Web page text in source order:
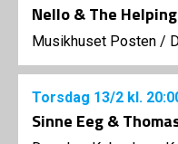
Nello & The
Musikhuset Posten /
Torsdag 13/2 kl.
Sinne Eeg &